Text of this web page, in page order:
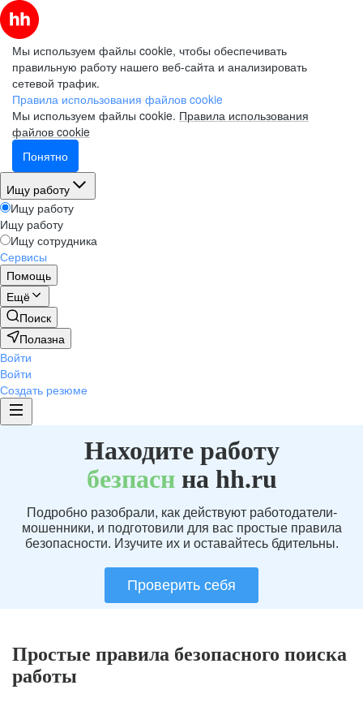
Мы используем файлы cookie, чтобы обеспечивать
правильную работу нашего веб-сайта и анализировать
сетевой трафик.
Правила использования файлов cookie
Мы используем файлы cookie. Правила использования
файлов cookie
Понятно
Ищу работу
Ищу работу
Ищу работу
Ищу сотрудника
Сервисы
Помощь
Ещё
Поиск
Полазна
Войти
Войти
Создать резюме
Находите работу
безпаснна hh.ru
Подробно разобрали, как действуют работодатели-
мошенники, и подготовили для вас простые правила
безопасности. Изучите их и оставайтесь бдительны.
Проверить себя
Простые правила безопасного поиска
работы